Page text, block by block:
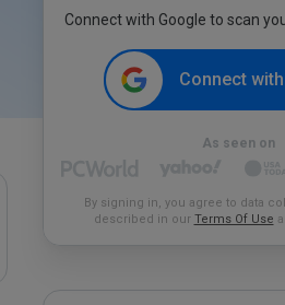
Connect with Google to scan
Connect
As seen on
By signing in, you agree to data
described in our Terms Of Use